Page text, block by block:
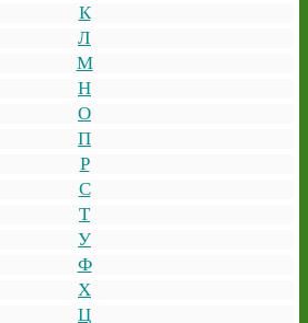
К
Л
М
Н
О
П
Р
С
Т
У
Ф
Х
Ц